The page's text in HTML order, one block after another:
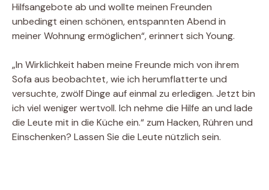
Hilfsangebote ab und wollte meinen Freunden
unbedingt einen schönen, entspannten Abend in
meiner Wohnung ermöglichen“, erinnert sich Young.
„In Wirklichkeit haben meine Freunde mich von ihrem
Sofa aus beobachtet, wie ich herumflatterte und
versuchte, zwölf Dinge auf einmal zu erledigen. Jetzt bin
ich viel weniger wertvoll. Ich nehme die Hilfe an und lade
die Leute mit in die Küche ein.“ zum Hacken, Rühren und
Einschenken? Lassen Sie die Leute nützlich sein.